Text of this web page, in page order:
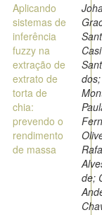
Aplicando
sistemas de
inferência
fuzzy na
extração de
extrato de
torta de
chia:
prevendo o
rendimento
de massa
Casi
dos;
de;